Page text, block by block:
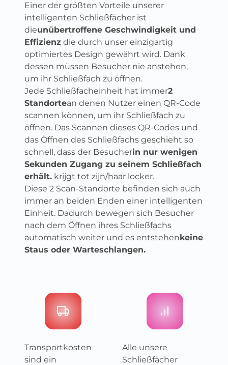
Einer der größten Vorteile unserer
intelligenten Schließfächer ist
dieunübertroffene Geschwindigkeit und
Effizienz die durch unser einzigartig
optimiertes Design gewährt wird. Dank
dessen müssen Besucher nie anstehen,
um ihr Schließfach zu öffnen.
Jede Schließfacheinheit hat immer2
Standortean denen Nutzer einen QR-Code
scannen können, um ihr Schließfach zu
öffnen. Das Scannen dieses QR-Codes und
das Öffnen des Schließfachs geschieht so
schnell, dass der Besucherin nur wenigen
Sekunden Zugang zu seinem Schließfach
erhält. krijgt tot zijn/haar locker.
Diese 2 Scan-Standorte befinden sich auch
immer an beiden Enden einer intelligenten
Einheit. Dadurch bewegen sich Besucher
nach dem Öffnen ihres Schließfachs
automatisch weiter und es entstehenkeine
Staus oder Warteschlangen.
Transportkosten
sind ein
Alle unsere
Schließfächer